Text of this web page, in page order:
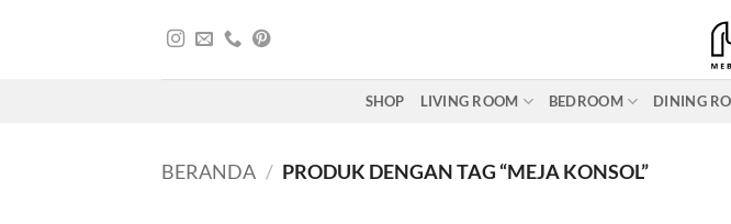
SHOP LIVING ROOM BEDROOM DINING
BERANDA / PRODUK DENGAN TAG “MEJA KONSOL”